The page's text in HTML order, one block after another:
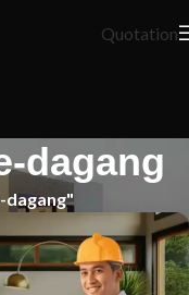
Quotation
dagang
dagang"